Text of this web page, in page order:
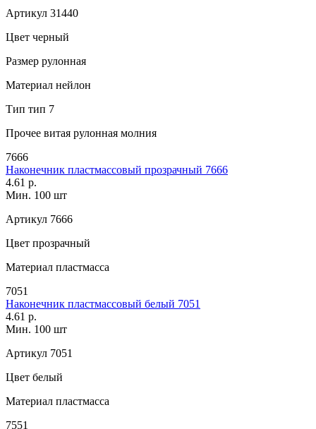
Артикул 31440
Цвет черный
Размер рулонная
Материал нейлон
Тип тип 7
Прочее витая рулонная молния
7666
Наконечник пластмассовый прозрачный 7666
4.61 р.
Мин. 100 шт
Артикул 7666
Цвет прозрачный
Материал пластмасса
7051
Наконечник пластмассовый белый 7051
4.61 р.
Мин. 100 шт
Артикул 7051
Цвет белый
Материал пластмасса
7551